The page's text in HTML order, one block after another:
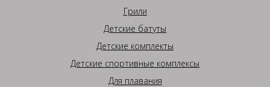
Грили
Детские батуты
Детские комплекты
Детские спортивные комплексы
Для плавания